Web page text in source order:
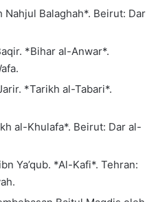
Balaghah*. Beirut: Dar
*Bihar al-Anwar*.
*Tarikh al-Tabari*.
al-Khulafa*. Beirut: Dar al-
Ya’qub. *Al-Kafi*. Tehran: